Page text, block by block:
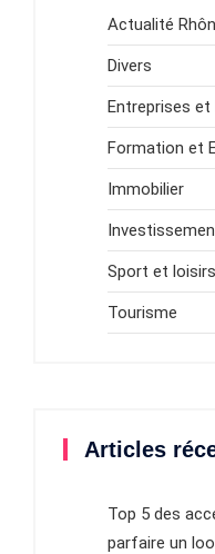
Actualité
Divers
Entreprises et
Formation et
Immobilier
Sport et loisirs
Tourisme
Articles
Top 5 des
parfaire un